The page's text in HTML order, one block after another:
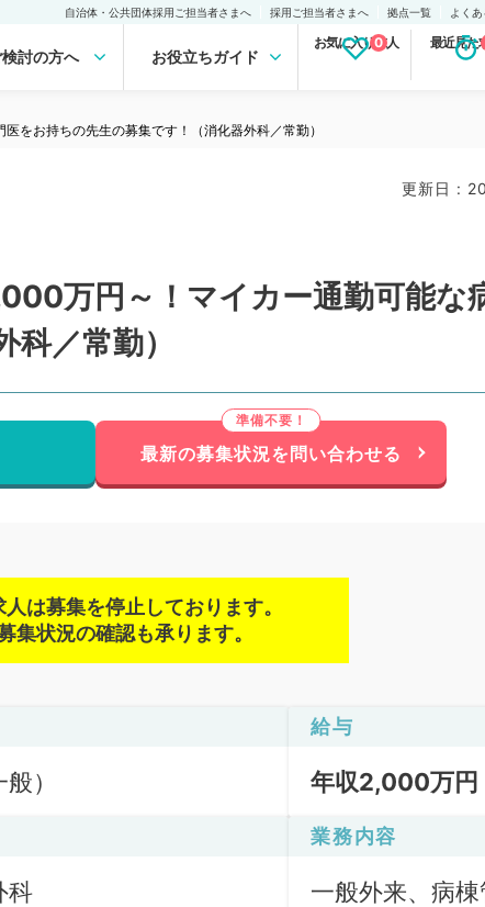
自治体・公共団体採用ご担当者さまへ 採用ご担当者さまへ 拠点一覧 よく
討の方へ お役立ちガイド
お気に入り求人
0 最近見た
をお持ちの先生の募集です！（消化器外科／常勤）
更新日 :
万円～！マイカー通勤可能
／常勤）
最新の募集状況を問い合わせる
は募集を停止しております。
集状況の確認も承ります。
）
給与
年収2,000万円
科
業務内容
一般外来、病